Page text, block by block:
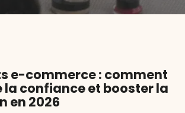
e-commerce : comment
confiance et booster la
en 2026